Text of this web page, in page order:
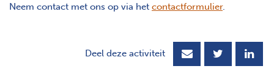
Neem contact met ons op via het contactformulier.
Deel deze activiteit